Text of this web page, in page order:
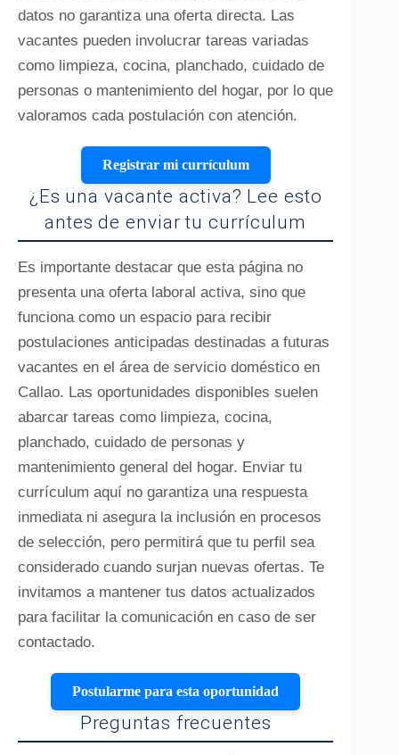
datos no garantiza una oferta directa. Las
vacantes pueden involucrar tareas variadas
como limpieza, cocina, planchado, cuidado de
personas o mantenimiento del hogar, por lo que
valoramos cada postulación con atención.
Registrar mi currículum
¿Es una vacante activa? Lee esto
antes de enviar tu currículum
Es importante destacar que esta página no
presenta una oferta laboral activa, sino que
funciona como un espacio para recibir
postulaciones anticipadas destinadas a futuras
vacantes en el área de servicio doméstico en
Callao. Las oportunidades disponibles suelen
abarcar tareas como limpieza, cocina,
planchado, cuidado de personas y
mantenimiento general del hogar. Enviar tu
currículum aquí no garantiza una respuesta
inmediata ni asegura la inclusión en procesos
de selección, pero permitirá que tu perfil sea
considerado cuando surjan nuevas ofertas. Te
invitamos a mantener tus datos actualizados
para facilitar la comunicación en caso de ser
contactado.
Postularme para esta oportunidad
Preguntas frecuentes